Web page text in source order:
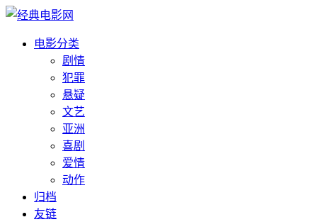
电影分类
剧情
犯罪
悬疑
文艺
亚洲
喜剧
爱情
动作
归档
友链